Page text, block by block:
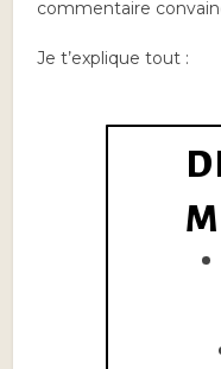
commentaire
Je t’explique tout :